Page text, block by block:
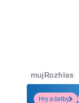
mujRozhlas
Hry a četby